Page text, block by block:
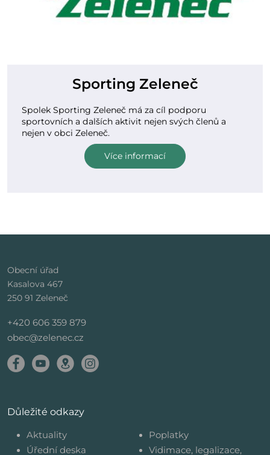
Sporting Zeleneč
Spolek Sporting Zeleneč má za cíl podporu
sportovních a dalších aktivit nejen svých členů a
nejen v obci Zeleneč.
Více informací
Obecní úřad
Kasalova 467
250 91 Zeleneč
+420 606 359 879
obec@zelenec.cz
Důležité odkazy
Aktuality
Úřední deska
Poplatky
Vidimace, legalizace,